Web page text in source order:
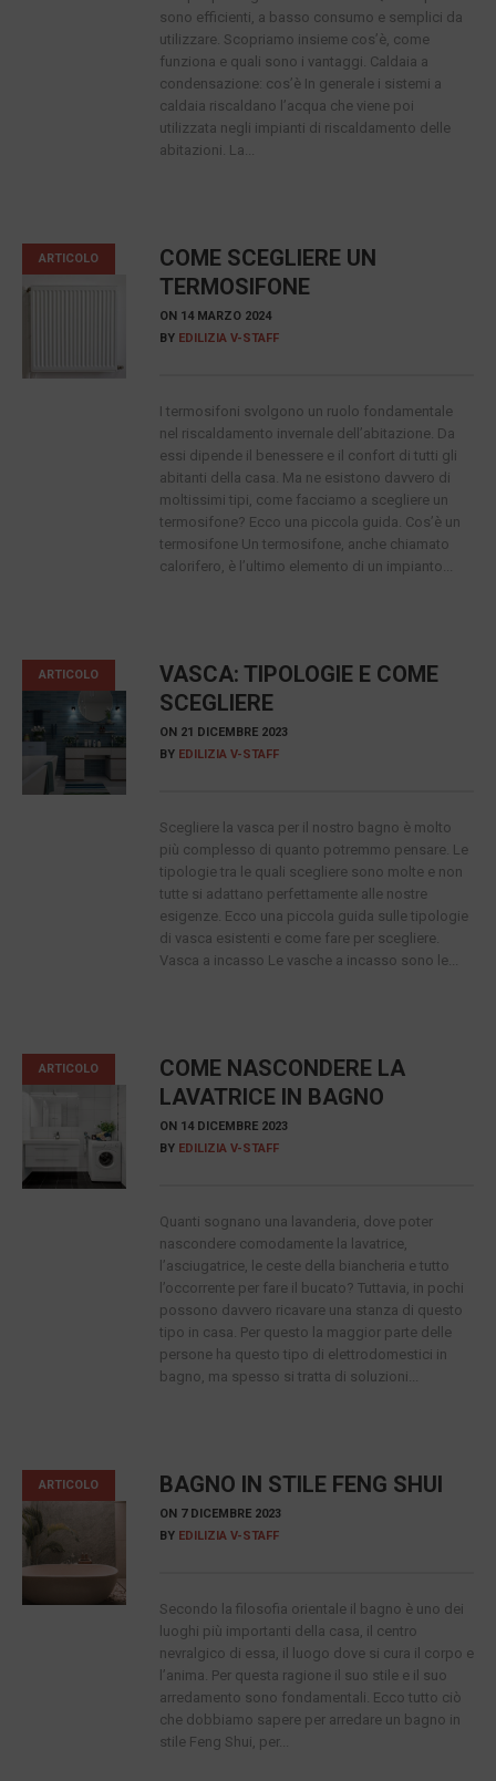
sono efficienti, a basso consumo e semplici da
utilizzare. Scopriamo insieme cos’è, come
funziona e quali sono i vantaggi. Caldaia a
condensazione: cos’è In generale i sistemi a
caldaia riscaldano l’acqua che viene poi
utilizzata negli impianti di riscaldamento delle
abitazioni. La...
ARTICOLO
COME SCEGLIERE UN
TERMOSIFONE
ON 14 MARZO 2024
BY EDILIZIA V-STAFF
I termosifoni svolgono un ruolo fondamentale
nel riscaldamento invernale dell’abitazione. Da
essi dipende il benessere e il confort di tutti gli
abitanti della casa. Ma ne esistono davvero di
moltissimi tipi, come facciamo a scegliere un
termosifone? Ecco una piccola guida. Cos’è un
termosifone Un termosifone, anche chiamato
calorifero, è l’ultimo elemento di un impianto...
ARTICOLO
VASCA: TIPOLOGIE E COME
SCEGLIERE
ON 21 DICEMBRE 2023
BY EDILIZIA V-STAFF
Scegliere la vasca per il nostro bagno è molto
più complesso di quanto potremmo pensare. Le
tipologie tra le quali scegliere sono molte e non
tutte si adattano perfettamente alle nostre
esigenze. Ecco una piccola guida sulle tipologie
di vasca esistenti e come fare per scegliere.
Vasca a incasso Le vasche a incasso sono le...
ARTICOLO
COME NASCONDERE LA
LAVATRICE IN BAGNO
ON 14 DICEMBRE 2023
BY EDILIZIA V-STAFF
Quanti sognano una lavanderia, dove poter
nascondere comodamente la lavatrice,
l’asciugatrice, le ceste della biancheria e tutto
l’occorrente per fare il bucato? Tuttavia, in pochi
possono davvero ricavare una stanza di questo
tipo in casa. Per questo la maggior parte delle
persone ha questo tipo di elettrodomestici in
bagno, ma spesso si tratta di soluzioni...
ARTICOLO BAGNO IN STILE FENG SHUI
ON 7 DICEMBRE 2023
BY EDILIZIA V-STAFF
Secondo la filosofia orientale il bagno è uno dei
luoghi più importanti della casa, il centro
nevralgico di essa, il luogo dove si cura il corpo e
l’anima. Per questa ragione il suo stile e il suo
arredamento sono fondamentali. Ecco tutto ciò
che dobbiamo sapere per arredare un bagno in
stile Feng Shui, per...